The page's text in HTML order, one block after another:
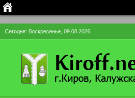
Сегодня: Воскресенье, 09.08.2026